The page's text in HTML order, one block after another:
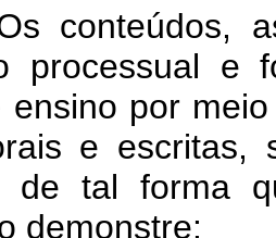
conteúdos,
processual e
ensino por
e escritas,
de tal forma
demonstre: